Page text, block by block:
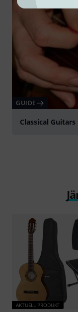
GUIDE
Classical Guitars
AKTUELL PRODUKT